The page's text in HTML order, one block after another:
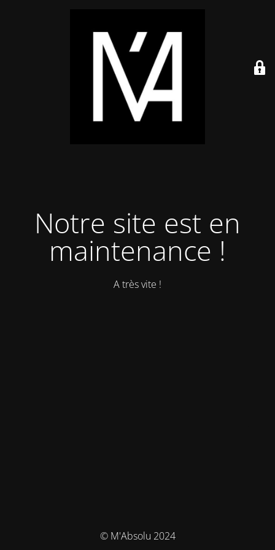
Notre site est en
maintenance !
A très vite !
© M'Absolu 2024